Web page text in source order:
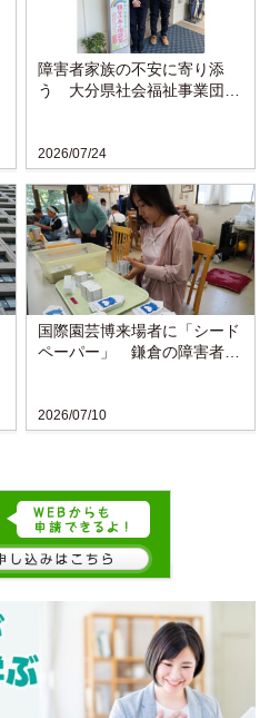
2026/07/24
障害者家族の不安に寄り添
う 大分県社会福祉事業団の
2026/07/10
国際園芸博来場者に「シード
ペーパー」 鎌倉の障害者施